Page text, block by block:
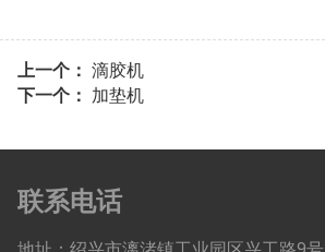
上一个： 滴胶机
下一个： 加垫机
联系电话